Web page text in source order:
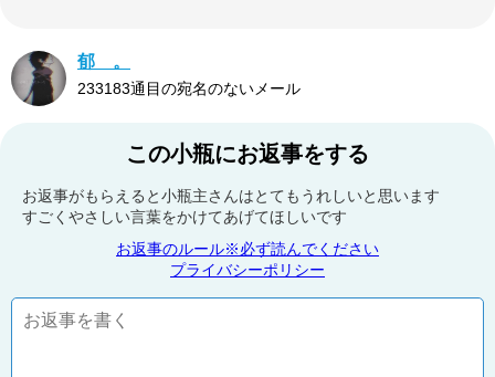
郁 。
233183通目の宛名のないメール
この小瓶にお返事をする
お返事がもらえると小瓶主さんはとてもうれしいと思います
すごくやさしい言葉をかけてあげてほしいです
お返事のルール※必ず読んでください
プライバシーポリシー